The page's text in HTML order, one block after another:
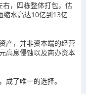
右，四栋整体打包，估
缩水高达10亿到13亿
产，并非资本端的经营
高息侵蚀以及商办资本
成了唯一的选择。